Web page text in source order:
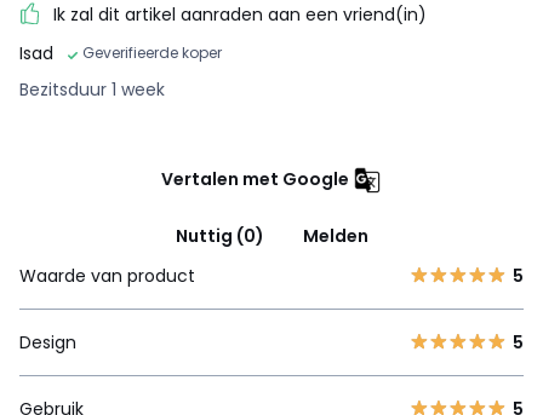
Ik zal dit artikel aanraden aan een vriend(in)
Isad
Geverifieerde koper
Bezitsduur 1 week
Vertalen met Google
Nuttig (0)
Melden
Waarde van product
5
Design 5
Gebruik 5